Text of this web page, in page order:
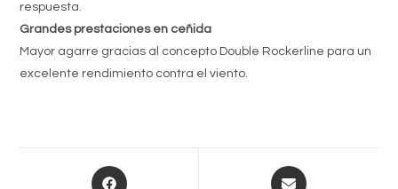
respuesta.
Grandes prestaciones en ceñida
Mayor agarre gracias al concepto Double Rockerline para un
excelente rendimiento contra el viento.
Opens
Opens